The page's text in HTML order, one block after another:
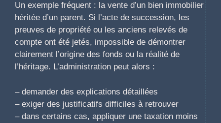
Un exemple fréquent : la vente d’un bien immobilier
héritée d’un parent. Si l’acte de succession, les
preuves de propriété ou les anciens relevés de
compte ont été jetés, impossible de démontrer
clairement l’origine des fonds ou la réalité de
l’héritage. L’administration peut alors :
– demander des explications détaillées
– exiger des justificatifs difficiles à retrouver
– dans certains cas, appliquer une taxation moins